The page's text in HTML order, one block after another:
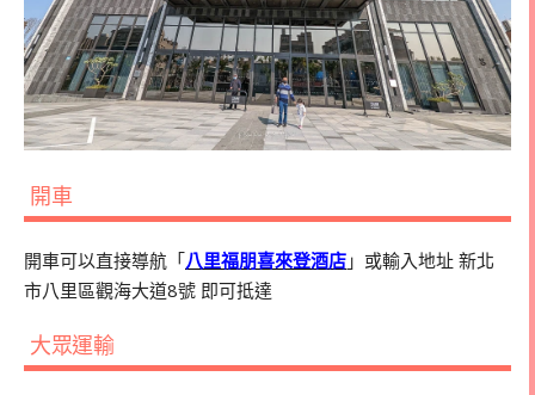
開車
開車可以直接導航「八里福朋喜來登酒店 」或輸入地址 新北
市八里區觀海大道8號 即可抵達
大眾運輸